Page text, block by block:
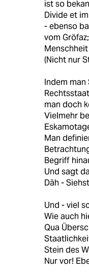
ist so
Divide et
- ebenso
vom
Menschheit
(Nicht nur
Indem
man doch
Vielmehr
Man
Begriff
Und sagt
Däh -
Und - viel
Wie auch
Qua
Stein des
Nur vor!